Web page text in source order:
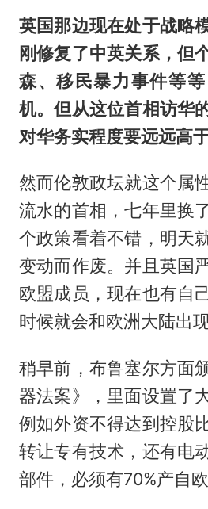
英国那边现在处于战略
刚修复了中英关系，但
森、移民暴力事件等
机。但从这位首相访华
对华务实程度要远远高于
然而伦敦政坛就这个属
流水的首相，七年里换
个政策看着不错，明天
变动而作废。并且英国
欧盟成员，现在也有自
时候就会和欧洲大陆出现
稍早前，布鲁塞尔方面
器法案》，里面设置了
例如外资不得达到控股
转让专有技术，还有电
部件，必须有70%产自欧